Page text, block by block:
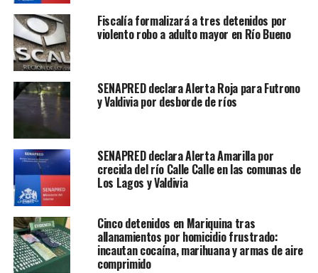
Junto con informar la aceptación de su renuncia, la casa
edilicia indicó que continuará con las acciones
administrativas correspondientes. En ese contexto,
precisó que seguirá adelante el sumario interno
instruido para determinar eventuales responsabilidades.
Finalmente, desde la Municipalidad de Valdivia
reafirmaron su compromiso con la probidad y la
transparencia en el servicio público, manifestando
además su confianza en que las instituciones encargadas
de la investigación y administración de justicia
desarrollarán su labor conforme a la normativa vigente.
Post Views: 35
TAGS REGION DE LOS RIOS VALDIVIA
Fiscalía formalizará a tres detenidos por
violento robo a adulto mayor en Río Bueno
SENAPRED declara Alerta Roja para Futrono
y Valdivia por desborde de ríos
SENAPRED declara Alerta Amarilla por
crecida del río Calle Calle en las comunas de
Los Lagos y Valdivia
Cinco detenidos en Mariquina tras
allanamientos por homicidio frustrado:
incautan cocaína, marihuana y armas de aire
comprimido